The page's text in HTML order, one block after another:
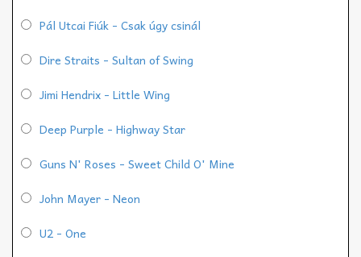
Pál Utcai Fiúk - Csak úgy csinál
Dire Straits - Sultan of Swing
Jimi Hendrix - Little Wing
Deep Purple - Highway Star
Guns N' Roses - Sweet Child O' Mine
John Mayer - Neon
U2 - One